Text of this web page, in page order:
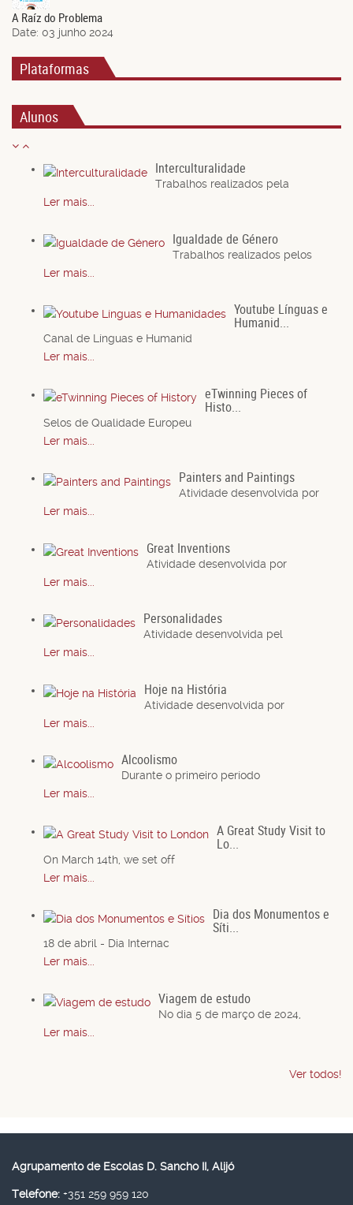
A Raíz do Problema
Date: 03 junho 2024
Plataformas
Alunos
Interculturalidade
Trabalhos realizados pela
Ler mais...
Igualdade de Género
Trabalhos realizados pelos
Ler mais...
Youtube Línguas e
Humanid...
Canal de Línguas e Humanid
Ler mais...
eTwinning Pieces of
Histo...
Selos de Qualidade Europeu
Ler mais...
Painters and Paintings
Atividade desenvolvida por
Ler mais...
Great Inventions
Atividade desenvolvida por
Ler mais...
Personalidades
Atividade desenvolvida pel
Ler mais...
Hoje na História
Atividade desenvolvida por
Ler mais...
Alcoolismo
Durante o primeiro período
Ler mais...
A Great Study Visit to
Lo...
On March 14th, we set off
Ler mais...
Dia dos Monumentos e
Síti...
18 de abril - Dia Internac
Ler mais...
Viagem de estudo
No dia 5 de março de 2024,
Ler mais...
Ver todos!
Agrupamento de Escolas D. Sancho II, Alijó
Telefone: +351 259 959 120